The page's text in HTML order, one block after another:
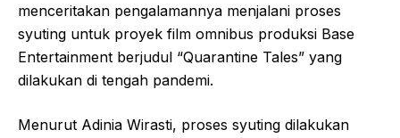
menceritakan pengalamannya menjalani proses
syuting untuk proyek film omnibus produksi Base
Entertainment berjudul “Quarantine Tales” yang
dilakukan di tengah pandemi.
Menurut Adinia Wirasti, proses syuting dilakukan